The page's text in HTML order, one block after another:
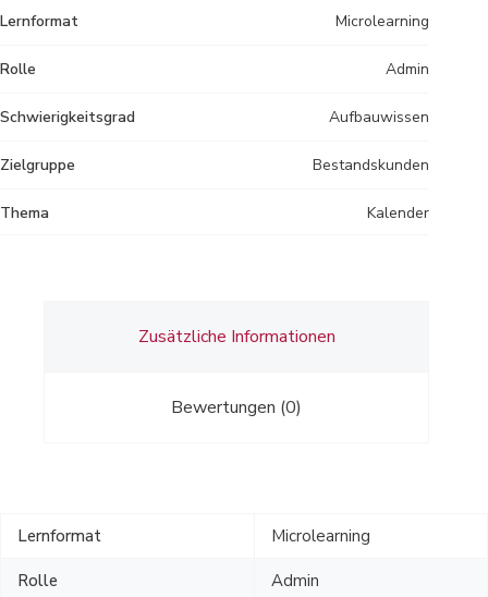
Lernformat Microlearning
Rolle Admin
Schwierigkeitsgrad Aufbauwissen
Zielgruppe Bestandskunden
Thema Kalender
Zusätzliche Informationen
Bewertungen (0)
Lernformat Microlearning
Rolle Admin